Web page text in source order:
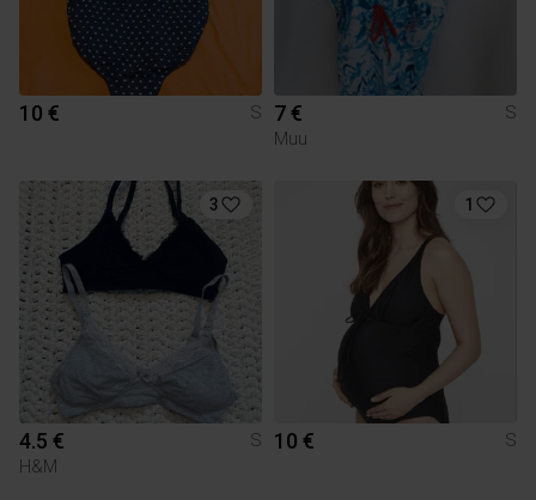
10 € S 7 €
S
Muu
3
4.5 €
S
H&M
1
10 € S